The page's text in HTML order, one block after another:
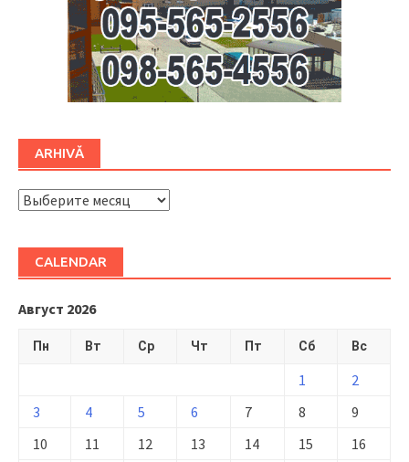
ARHIVĂ
ARHIVĂ
CALENDAR
Август 2026
Пн Вт Ср Чт Пт Сб Вс
1
2
3
4 5 6 7 8
9
10
11 12 13 14 15
16